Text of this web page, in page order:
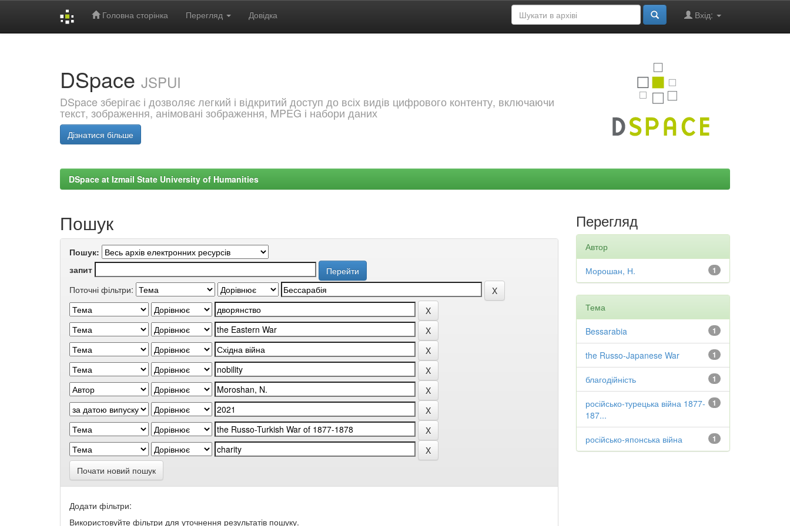
Головна сторінка Перегляд Довідка Вхід:
DSpace JSPUI
DSpace зберігає і дозволяє легкий і відкритий доступ до всіх видів цифрового контенту, включаючи
текст, зображення, анімовані зображення, MPEG і набори даних
Дізнатися більше
DSpace at Izmail State University of Humanities
Пошук
Пошук:
запит
Поточні фільтри:
Почати новий пошук
Додати фільтри:
Використовуйте фільтри для уточнення результатів пошуку.
Перегляд
Автор
1
Морошан, Н.
Тема
1
Bessarabia
1
the Russo-Japanese War
1
благодійність
1
російсько-турецька війна 1877-
187...
1
російсько-японська війна